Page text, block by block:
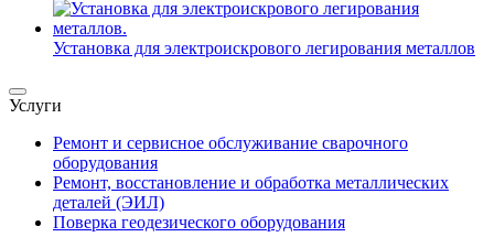
Установка для электроискрового легирования металлов
Услуги
Ремонт и сервисное обслуживание сварочного
оборудования
Ремонт, восстановление и обработка металлических
деталей (ЭИЛ)
Поверка геодезического оборудования